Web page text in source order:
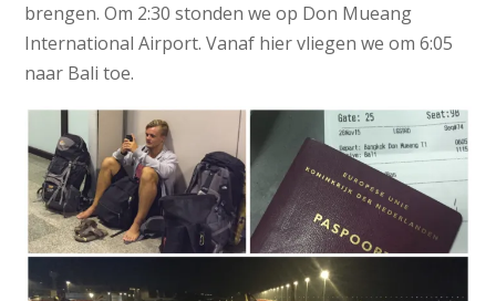
brengen. Om 2:30 stonden we op Don Mueang
International Airport. Vanaf hier vliegen we om 6:05
naar Bali toe.